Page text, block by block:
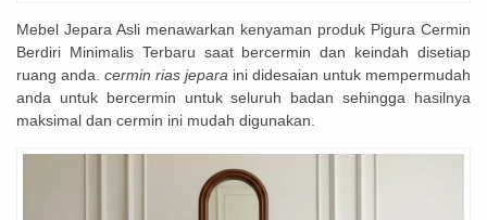
Mebel Jepara Asli menawarkan kenyaman produk Pigura Cermin
Berdiri Minimalis Terbaru saat bercermin dan keindah disetiap
ruang anda. cermin rias jepara ini didesaian untuk mempermudah
anda untuk bercermin untuk seluruh badan sehingga hasilnya
maksimal dan cermin ini mudah digunakan.